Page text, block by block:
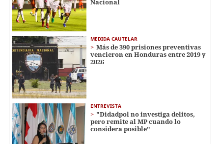
Nacional
MEDIDA CAUTELAR
Más de 390 prisiones preventivas
vencieron en Honduras entre 2019 y
2026
ENTREVISTA
"Didadpol no investiga delitos,
pero remite al MP cuando lo
considera posible"